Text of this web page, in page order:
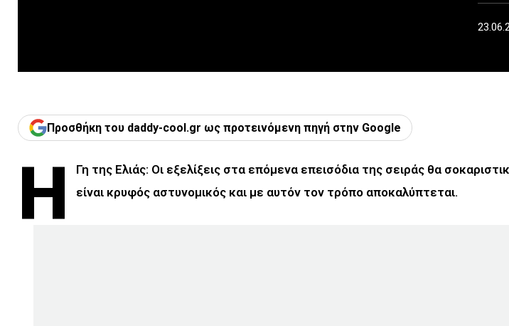
Προσθήκη του daddy-cool.gr ως προτεινόμενη πηγή στην Google
Η
Γη της Ελιάς: Οι εξελίξεις στα επόμενα επεισόδια της σειράς θα
είναι κρυφός αστυνομικός και με αυτόν τον τρόπο αποκαλύπτεται.